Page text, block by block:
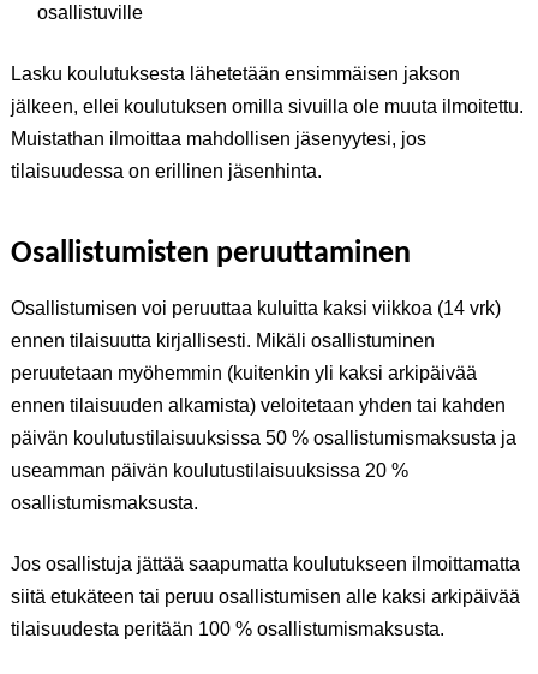
osallistuville
Lasku koulutuksesta lähetetään ensimmäisen jakson
jälkeen, ellei koulutuksen omilla sivuilla ole muuta ilmoitettu.
Muistathan ilmoittaa mahdollisen jäsenyytesi, jos
tilaisuudessa on erillinen jäsenhinta.
Osallistumisten peruuttaminen
Osallistumisen voi peruuttaa kuluitta kaksi viikkoa (14 vrk)
ennen tilaisuutta kirjallisesti. Mikäli osallistuminen
peruutetaan myöhemmin (kuitenkin yli kaksi arkipäivää
ennen tilaisuuden alkamista) veloitetaan yhden tai kahden
päivän koulutustilaisuuksissa 50 % osallistumismaksusta ja
useamman päivän koulutustilaisuuksissa 20 %
osallistumismaksusta.
Jos osallistuja jättää saapumatta koulutukseen ilmoittamatta
siitä etukäteen tai peruu osallistumisen alle kaksi arkipäivää
tilaisuudesta peritään 100 % osallistumismaksusta.